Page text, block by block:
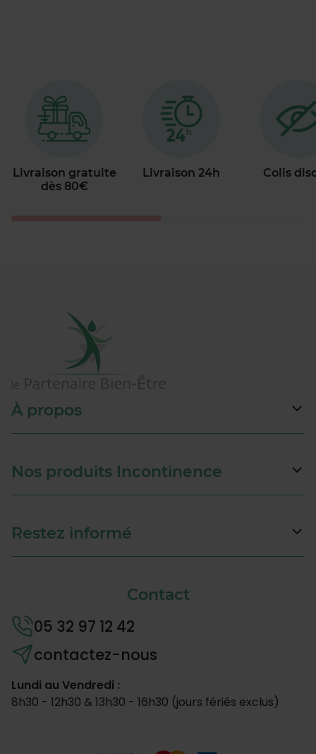
Livraison gratuite
dès 80€
Livraison 24h Colis
À propos
Nos produits Incontinence
Restez informé
Contact
05 32 97 12 42
contactez-nous
Lundi au Vendredi :
8h30 - 12h30 & 13h30 - 16h30 (jours fériés exclus)